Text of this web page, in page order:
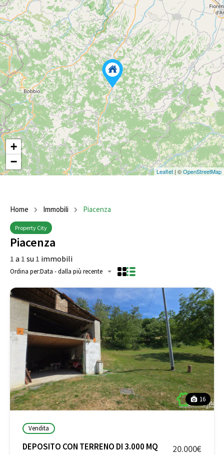
+
−
Leaflet | ©OpenStreetMap
Home Immobili Piacenza
Property City
Piacenza
1 a 1 su 1 immobili
Ordina per:Data - dalla più recente
16
Vendita
DEPOSITO CON TERRENO DI 3.000 MQ 20.000€